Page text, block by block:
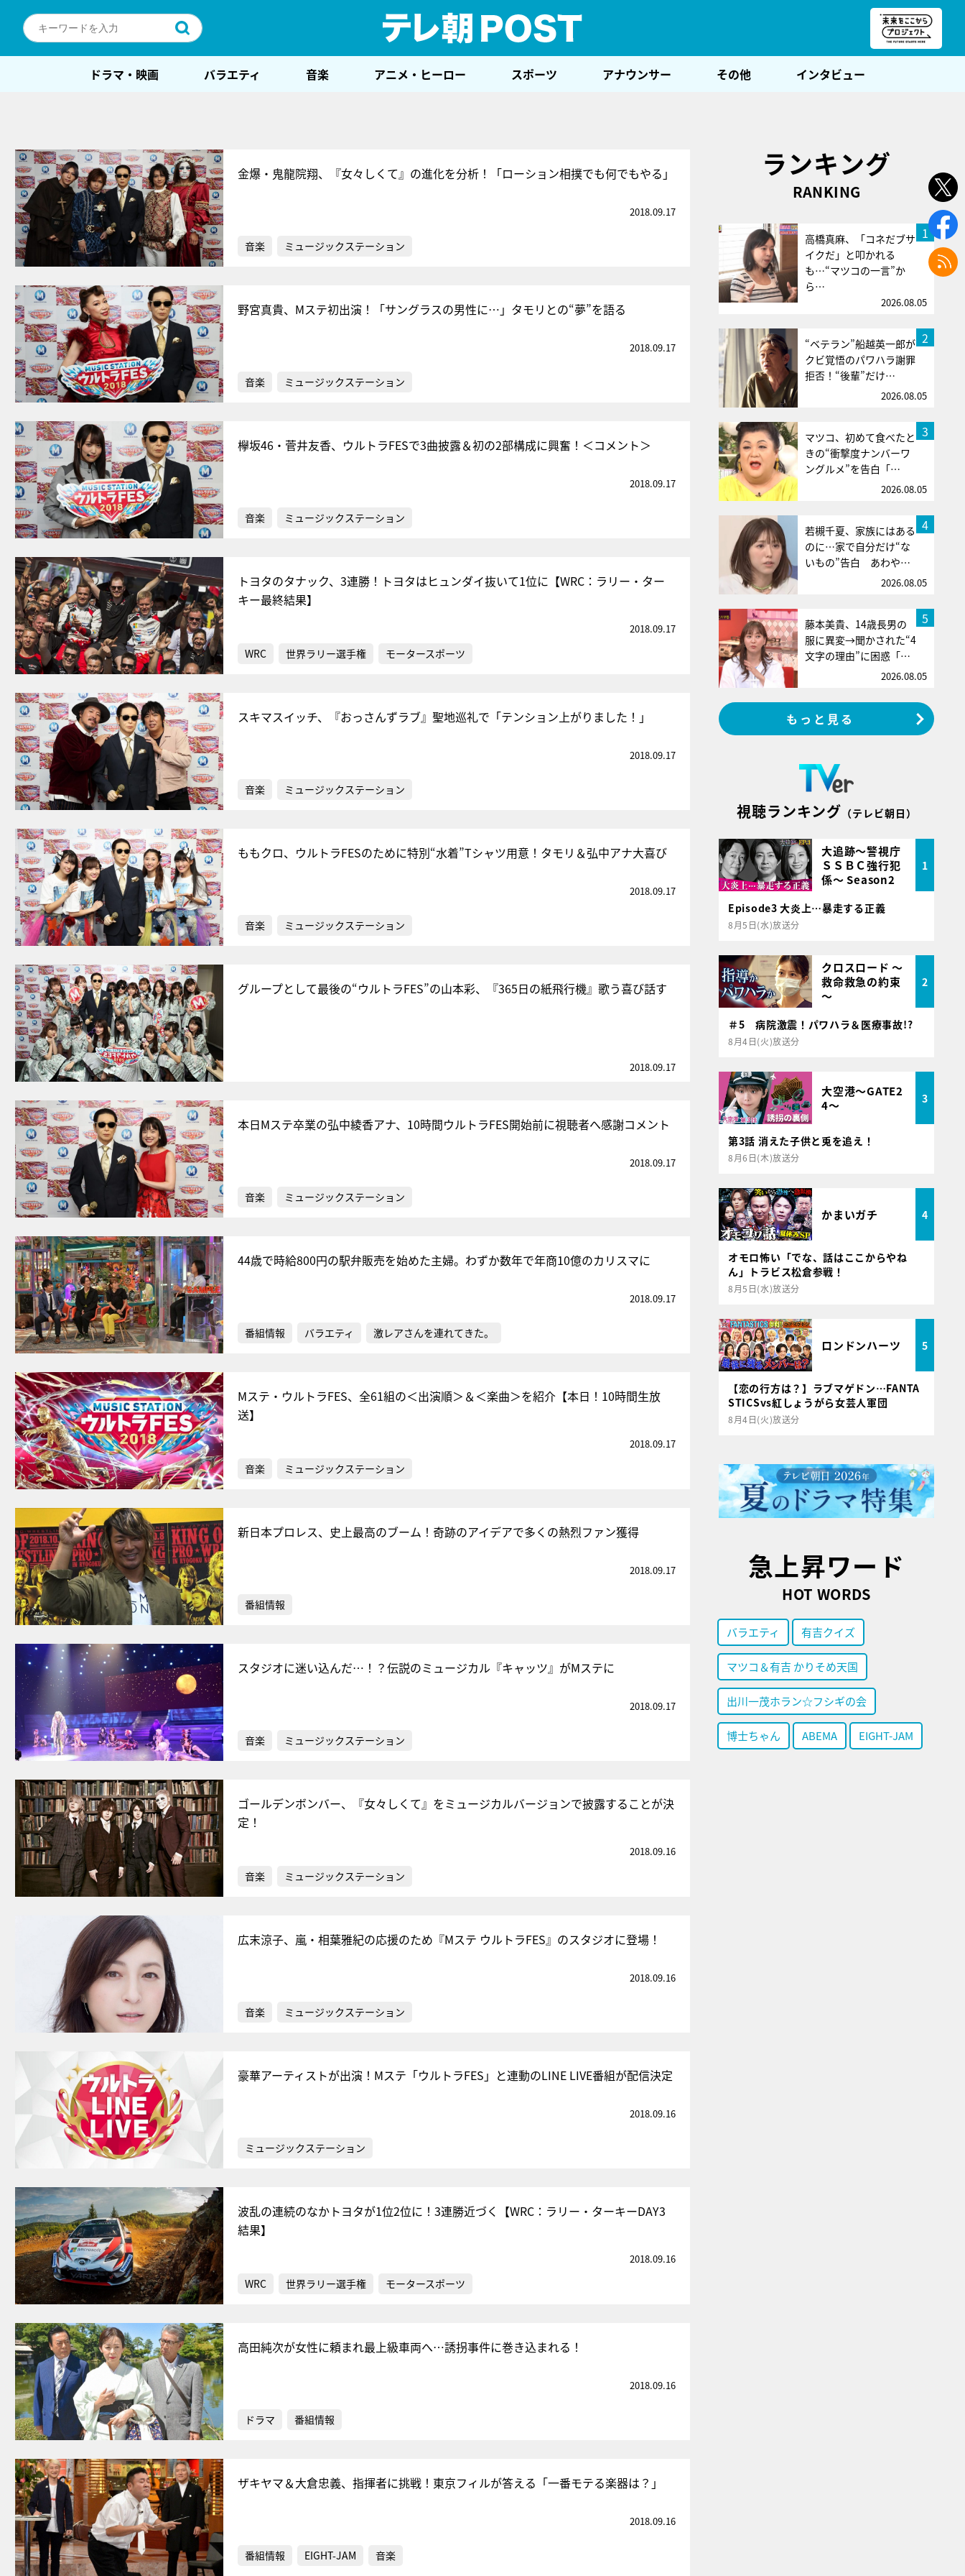
ドラマ・映画 バラエティ 音楽 アニメ・ヒーロー スポーツ アナウンサー その他 インタビュー
金爆・鬼龍院翔、『女々しくて』の進化を分析！「ローション相撲でも何でもやる」
2018.09.17
音楽 ミュージックステーション
野宮真貴、Mステ初出演！「サングラスの男性に…」タモリとの“夢”を語る
2018.09.17
音楽 ミュージックステーション
欅坂46・菅井友香、ウルトラFESで3曲披露＆初の2部構成に興奮！＜コメント＞
2018.09.17
音楽 ミュージックステーション
トヨタのタナック、3連勝！トヨタはヒュンダイ抜いて1位に【WRC：ラリー・ター
キー最終結果】
2018.09.17
WRC 世界ラリー選手権 モータースポーツ
スキマスイッチ、『おっさんずラブ』聖地巡礼で「テンション上がりました！」
2018.09.17
音楽 ミュージックステーション
ももクロ、ウルトラFESのために特別“水着”Tシャツ用意！タモリ＆弘中アナ大喜び
2018.09.17
音楽 ミュージックステーション
グループとして最後の“ウルトラFES”の山本彩、『365日の紙飛行機』歌う喜び話す
2018.09.17
本日Mステ卒業の弘中綾香アナ、10時間ウルトラFES開始前に視聴者へ感謝コメント
2018.09.17
音楽 ミュージックステーション
44歳で時給800円の駅弁販売を始めた主婦。わずか数年で年商10億のカリスマに
2018.09.17
番組情報 バラエティ 激レアさんを連れてきた。
Mステ・ウルトラFES、全61組の＜出演順＞＆＜楽曲＞を紹介【本日！10時間生放
送】
2018.09.17
音楽 ミュージックステーション
新日本プロレス、史上最高のブーム！奇跡のアイデアで多くの熱烈ファン獲得
2018.09.17
番組情報
スタジオに迷い込んだ…！？伝説のミュージカル『キャッツ』がMステに
2018.09.17
音楽 ミュージックステーション
ゴールデンボンバー、『女々しくて』をミュージカルバージョンで披露することが決
定！
2018.09.16
音楽 ミュージックステーション
広末涼子、嵐・相葉雅紀の応援のため『Mステ ウルトラFES』のスタジオに登場！
2018.09.16
音楽 ミュージックステーション
豪華アーティストが出演！Mステ「ウルトラFES」と連動のLINE LIVE番組が配信決定
2018.09.16
ミュージックステーション
波乱の連続のなかトヨタが1位2位に！3連勝近づく【WRC：ラリー・ターキーDAY3
結果】
2018.09.16
WRC 世界ラリー選手権 モータースポーツ
高田純次が女性に頼まれ最上級車両へ…誘拐事件に巻き込まれる！
2018.09.16
ドラマ 番組情報
ザキヤマ＆大倉忠義、指揮者に挑戦！東京フィルが答える「一番モテる楽器は？」
2018.09.16
番組情報 EIGHT-JAM 音楽
ランキング
RANKING
1
高橋真麻、「コネだブサ
イクだ」と叩かれる
も…“マツコの一言”か
ら…
2026.08.05
2
“ベテラン”船越英一郎が
クビ覚悟のパワハラ謝罪
拒否！“後輩”だけ…
2026.08.05
3
マツコ、初めて食べたと
きの“衝撃度ナンバーワ
ングルメ”を告白「…
2026.08.05
4
若槻千夏、家族にはある
のに…家で自分だけ“な
いもの”告白 あわや…
2026.08.05
5
藤本美貴、14歳長男の
服に異変→聞かされた“4
文字の理由”に困惑「…
2026.08.05
もっと見る
視聴ランキング （テレビ朝日）
大追跡～警視庁
ＳＳＢＣ強行犯
係～ Season2
1
Episode3 大炎上…暴走する正義
8月5日(水)放送分
クロスロード ～
救命救急の約束
～
2
＃5 病院激震！パワハラ＆医療事故!?
8月4日(火)放送分
大空港～GATE2
4～
3
第3話 消えた子供と兎を追え！
8月6日(木)放送分
かまいガチ 4
オモロ怖い「でな、話はここからやね
ん」トラビス松倉参戦！
8月5日(水)放送分
ロンドンハーツ 5
【恋の行方は？】ラブマゲドン…FANTA
STICSvs紅しょうがら女芸人軍団
8月4日(火)放送分
急上昇ワード
HOT WORDS
バラエティ 有吉クイズ
マツコ＆有吉 かりそめ天国
出川一茂ホラン☆フシギの会
博士ちゃん ABEMA EIGHT-JAM